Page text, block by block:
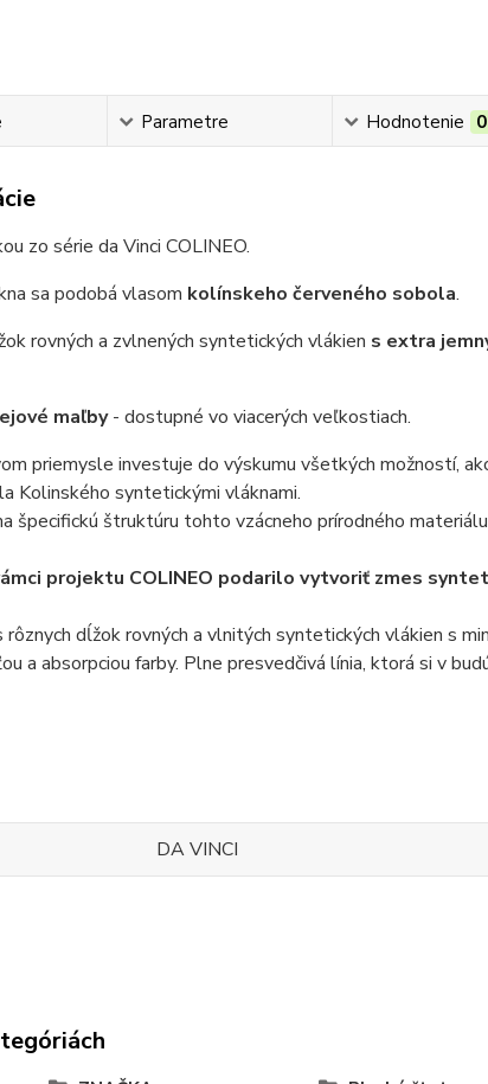
Parametre Hodnotenie 0
zo série da Vinci COLINEO.
sa podobá vlasom kolínskeho červeného sobola.
rovných a zvlnených syntetických vlákien s extra
maľby- dostupné vo viacerých veľkostiach.
priemysle investuje do výskumu všetkých možností,
Kolinského syntetickými vláknami.
špecifickú štruktúru tohto vzácneho prírodného
projektu COLINEO podarilo vytvoriť zmes
dĺžok rovných a vlnitých syntetických vlákien s
a absorpciou farby. Plne presvedčivá línia, ktorá si v
DA VINCI